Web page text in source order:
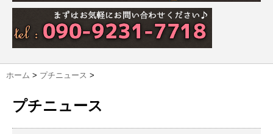
ホーム > プチニュース >
プチニュース